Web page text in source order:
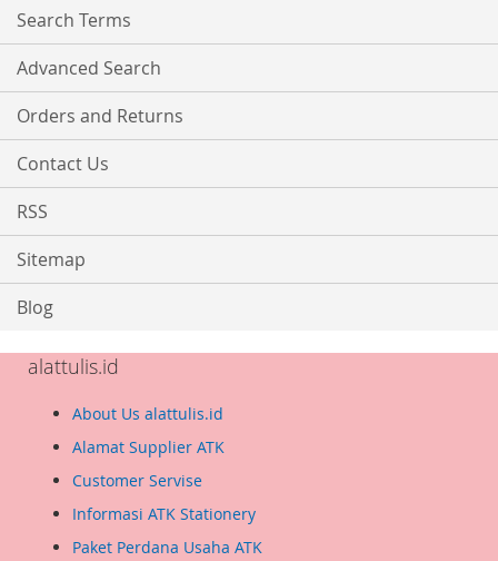
Search Terms
Advanced Search
Orders and Returns
Contact Us
RSS
Sitemap
Blog
alattulis.id
About Us alattulis.id
Alamat Supplier ATK
Customer Servise
Informasi ATK Stationery
Paket Perdana Usaha ATK